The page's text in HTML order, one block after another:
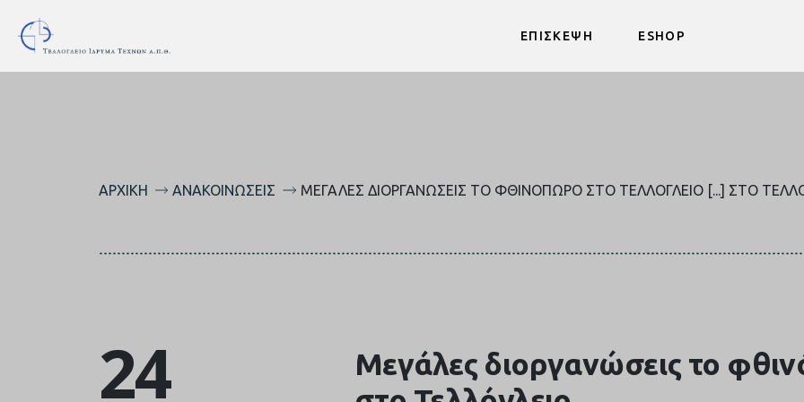
ΕΠΙΣΚΕΨΗ ESHOP
ΑΡΧΙΚΉ ΑΝΑΚΟΙΝΏΣΕΙΣ ΜΕΓΆΛΕΣ ΔΙΟΡΓΑΝΏΣΕΙΣ ΤΟ ΦΘΙΝΌΠΩΡΟ ΣΤΟ ΤΕΛΛΌΓΛΕΙΟ [...] ΣΤΟ
24
Μεγάλες διοργανώσεις το